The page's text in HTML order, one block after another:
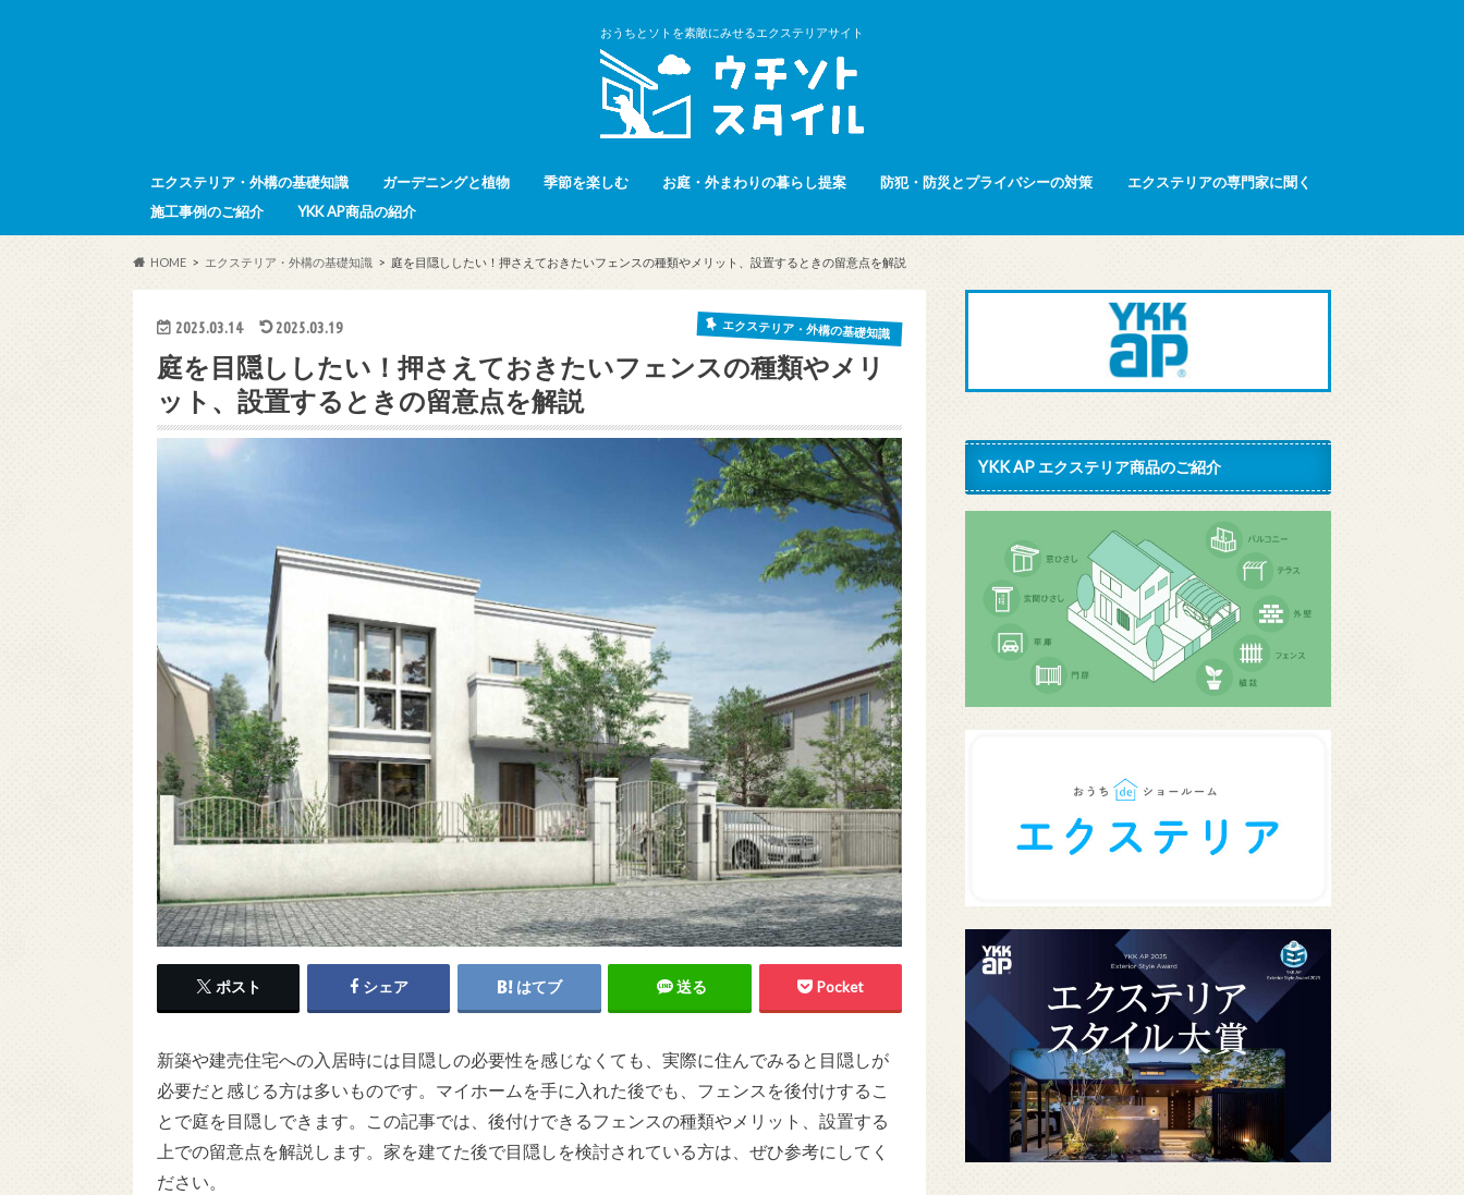
おうちとソトを素敵にみせるエクステリアサイト
エクステリア・外構の基礎知識 ガーデニングと植物 季節を楽しむ お庭・外まわりの暮らし提案 防犯・防災とプライバシーの対策
エクステリアの専門家に聞く
施工事例のご紹介
YKK AP商品の紹介
HOME エクステリア・外構の基礎知識 庭を目隠ししたい！押さえておきたいフェンスの種類やメリット、設置するときの留意点を解説
2025.03.14 2025.03.19 エクステリア・外構の基礎知識
庭を目隠ししたい！押さえておきたいフェンスの種類やメリ
ット、設置するときの留意点を解説
ポスト シェア はてブ 送る Pocket
新築や建売住宅への入居時には目隠しの必要性を感じなくても、実際に住んでみると目隠しが
必要だと感じる方は多いものです。マイホームを手に入れた後でも、フェンスを後付けするこ
とで庭を目隠しできます。この記事では、後付けできるフェンスの種類やメリット、設置する
上での留意点を解説します。家を建てた後で目隠しを検討されている方は、ぜひ参考にしてく
ださい。
YKK AP エクステリア商品のご紹介